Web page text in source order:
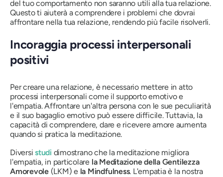
del tuo comportamento non saranno utili alla tua relazione.
Questo ti aiuterà a comprendere i problemi che dovrai
affrontare nella tua relazione, rendendo più facile risolverli.
Incoraggia processi interpersonali
positivi
Per creare una relazione, è necessario mettere in atto
processi interpersonali come il supporto emotivo e
l'empatia. Affrontare un'altra persona con le sue peculiarità
e il suo bagaglio emotivo può essere difficile. Tuttavia, la
capacità di comprendere, dare e ricevere amore aumenta
quando si pratica la meditazione.
Diversistudi dimostrano che la meditazione migliora
l'empatia, in particolare la Meditazione della Gentilezza
Amorevole(LKM) e la Mindfulness. L'empatia è la nostra